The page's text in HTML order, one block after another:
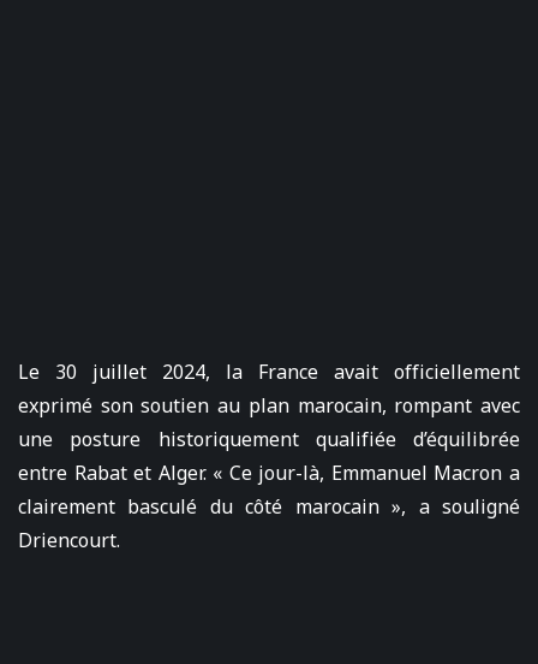
Le 30 juillet 2024, la France avait officiellement
exprimé son soutien au plan marocain, rompant avec
une posture historiquement qualifiée d’équilibrée
entre Rabat et Alger. « Ce jour-là, Emmanuel Macron a
clairement basculé du côté marocain », a souligné
Driencourt.